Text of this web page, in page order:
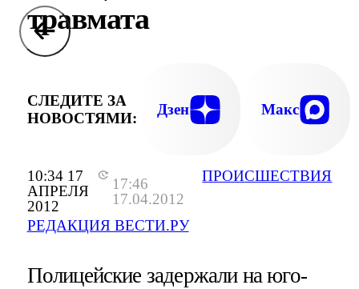
10:34 17
АПРЕЛЯ
2012
17:46
17.04.2012
РЕДАКЦИЯ ВЕСТИ.РУ
ПРОИСШЕСТВИЯ
травмата
СЛЕДИТЕ ЗА
НОВОСТЯМИ:
Дзен Макс
Полицейские задержали на юго-